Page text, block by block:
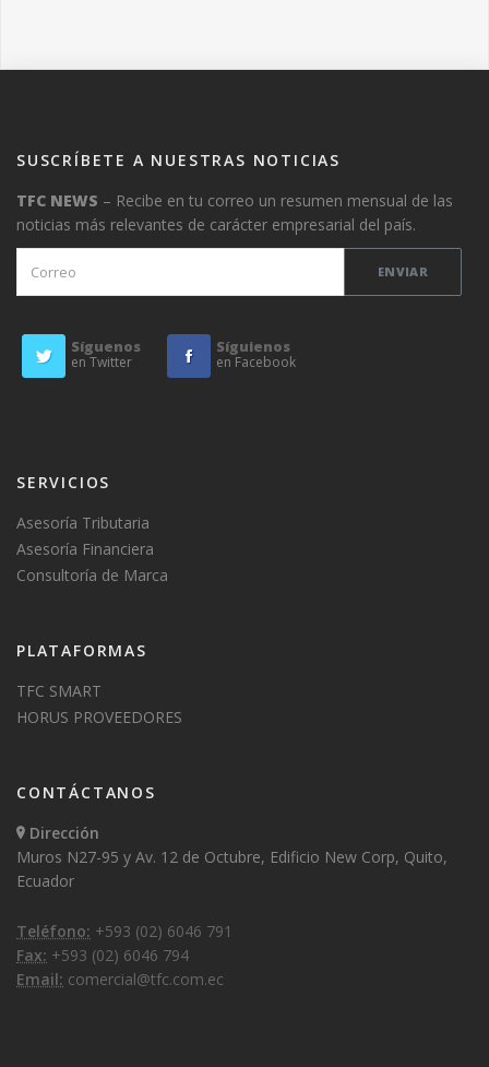
SUSCRÍBETE A NUESTRAS NOTICIAS
TFC NEWS – Recibe en tu correo un resumen mensual de las
noticias más relevantes de carácter empresarial del país.
Síguenos
en Twitter
Síguienos
en Facebook
SERVICIOS
Asesoría Tributaria
Asesoría Financiera
Consultoría de Marca
PLATAFORMAS
TFC SMART
HORUS PROVEEDORES
CONTÁCTANOS
Dirección
Muros N27-95 y Av. 12 de Octubre, Edificio New Corp, Quito,
Ecuador
Teléfono: +593 (02) 6046 791
Fax: +593 (02) 6046 794
Email: comercial@tfc.com.ec